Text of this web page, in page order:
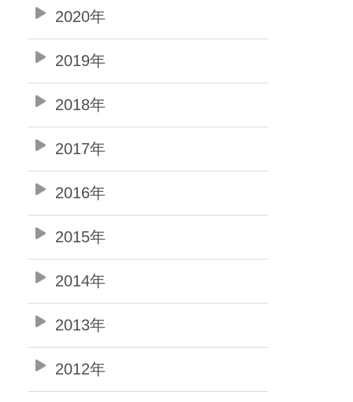
2020年
2019年
2018年
2017年
2016年
2015年
2014年
2013年
2012年